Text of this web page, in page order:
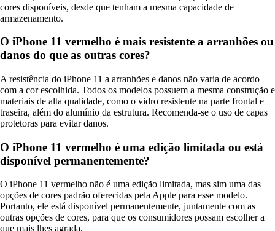
cores disponíveis, desde que tenham a mesma capacidade de
armazenamento.
O iPhone 11 vermelho é mais resistente a arranhões ou
danos do que as outras cores?
A resistência do iPhone 11 a arranhões e danos não varia de acordo
com a cor escolhida. Todos os modelos possuem a mesma construção e
materiais de alta qualidade, como o vidro resistente na parte frontal e
traseira, além do alumínio da estrutura. Recomenda-se o uso de capas
protetoras para evitar danos.
O iPhone 11 vermelho é uma edição limitada ou está
disponível permanentemente?
O iPhone 11 vermelho não é uma edição limitada, mas sim uma das
opções de cores padrão oferecidas pela Apple para esse modelo.
Portanto, ele está disponível permanentemente, juntamente com as
outras opções de cores, para que os consumidores possam escolher a
que mais lhes agrada.